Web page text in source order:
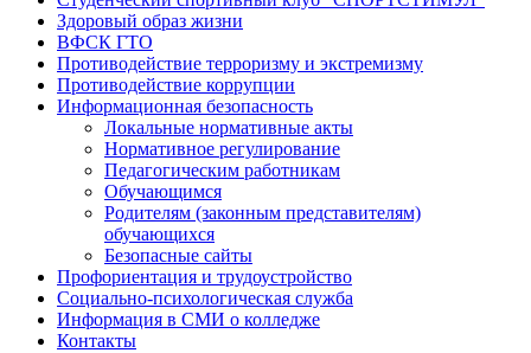
Здоровый образ жизни
ВФСК ГТО
Противодействие терроризму и экстремизму
Противодействие коррупции
Информационная безопасность
Локальные нормативные акты
Нормативное регулирование
Педагогическим работникам
Обучающимся
Родителям (законным представителям)
обучающихся
Безопасные сайты
Профориентация и трудоустройство
Социально-психологическая служба
Информация в СМИ о колледже
Контакты